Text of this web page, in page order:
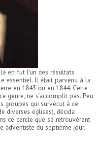
en fut l’un des résultats.
essentiel. Il était parvenu à la
en 1843 ou en 1844. Cette
genre, ne s’accomplit pas. Peu
groupes qui survécut à ce
diverses églises), décida
ce cercle que se retrouvèrent
adventiste du septième jour.